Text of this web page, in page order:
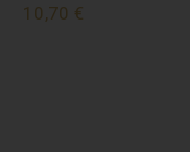
10,70 €